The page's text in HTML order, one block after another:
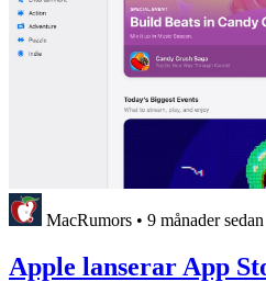
MacRumors • 9 månader sedan
Apple lanserar App